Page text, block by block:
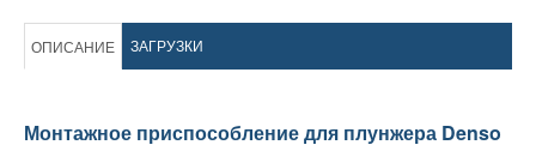
ОПИСАНИЕ ЗАГРУЗКИ
Монтажное приспособление для плунжера Denso